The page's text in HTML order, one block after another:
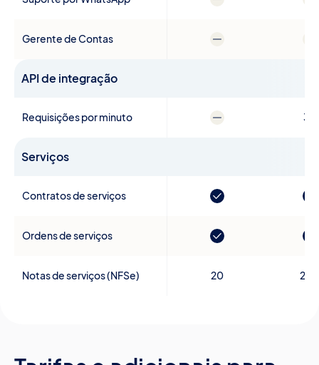
Gerente de Contas
API de integração
Requisições por minuto 30
Serviços
Contratos de serviços
Ordens de serviços
Notas de serviços (NFSe) 20 200